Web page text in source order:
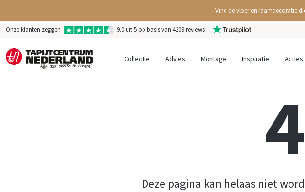
Vind de vloer en raamdecoratie
Onze klanten zeggen 9.0 uit 5 op basis van 4209 reviews
Collectie Advies Montage Inspiratie Acties
Deze pagina kan helaas niet